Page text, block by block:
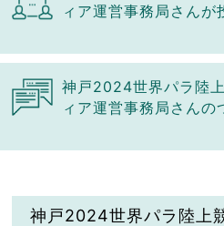
ィア運営事務局さんが
神戸2024世界パラ陸
ィア運営事務局さんの
神戸2024世界パラ陸上